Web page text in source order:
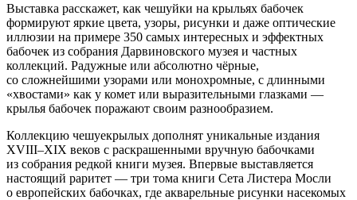
Выставка расскажет, как чешуйки на крыльях бабочек
формируют яркие цвета, узоры, рисунки и даже оптические
иллюзии на примере 350 самых интересных и эффектных
бабочек из собрания Дарвиновского музея и частных
коллекций. Радужные или абсолютно чёрные,
со сложнейшими узорами или монохромные, с длинными
«хвостами» как у комет или выразительными глазками —
крылья бабочек поражают своим разнообразием.
Коллекцию чешуекрылых дополнят уникальные издания
XVIII–XIX веков с раскрашенными вручную бабочками
из собрания редкой книги музея. Впервые выставляется
настоящий раритет — три тома книги Сета Листера Мосли
о европейских бабочках, где акварельные рисунки насекомых